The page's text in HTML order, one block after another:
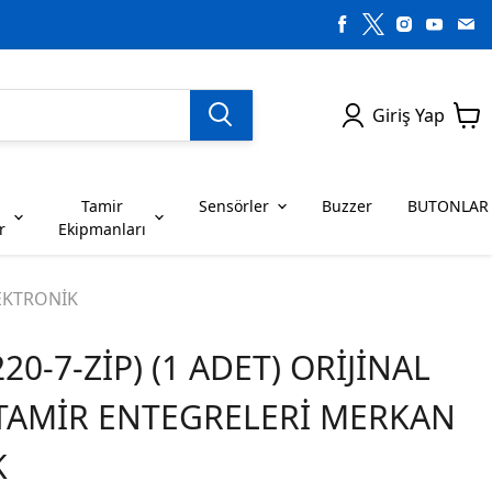
Giriş Yap
SENSÖRLER
BUTONLAR
SERİSİ ENTEGRELER
ENTEGRELER G SERİSİ ENTEGRELER
ENTEGRELER K SERİSİ ENTEGRELER
Dirençler
Tamir
Ekipmanları
Sensörler Buzzer BUTONLAR
7-ZİP) (1 ADET) ORİJİNAL
ENTEGRELERİ MERKAN